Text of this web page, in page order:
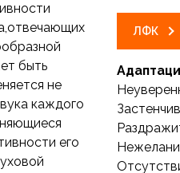
быть
не
каждого
его
ЛФК